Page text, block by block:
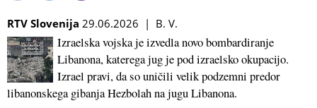
RTV Slovenija 29.06.2026 | B. V.
Izraelska vojska je izvedla novo bombardiranje
Libanona, katerega jug je pod izraelsko okupacijo.
Izrael pravi, da so uničili velik podzemni predor
libanonskega gibanja Hezbolah na jugu Libanona.